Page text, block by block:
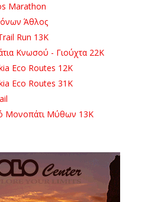
Marathon
Άθλος
Run 13K
Κνωσού - Γιούχτα 22Κ
Eco Routes 12K
Eco Routes 31K
Μονοπάτι Μύθων 13Κ